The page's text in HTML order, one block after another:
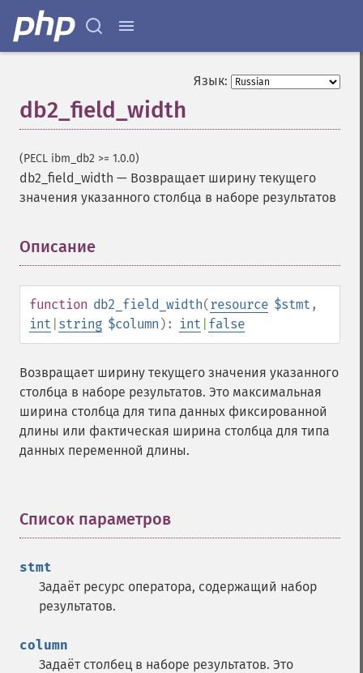
Язык:
db2_field_width
(PECL ibm_db2 >= 1.0.0)
db2_field_width — Возвращает ширину текущего
значения указанного столбца в наборе результатов
Описание
function db2_field_width(resource $stmt ,
int string $column ): int false
Возвращает ширину текущего значения указанного
столбца в наборе результатов. Это максимальная
ширина столбца для типа данных фиксированной
длины или фактическая ширина столбца для типа
данных переменной длины.
Список параметров
stmt
Задаёт ресурс оператора, содержащий набор
результатов.
column
Задаёт столбец в наборе результатов. Это